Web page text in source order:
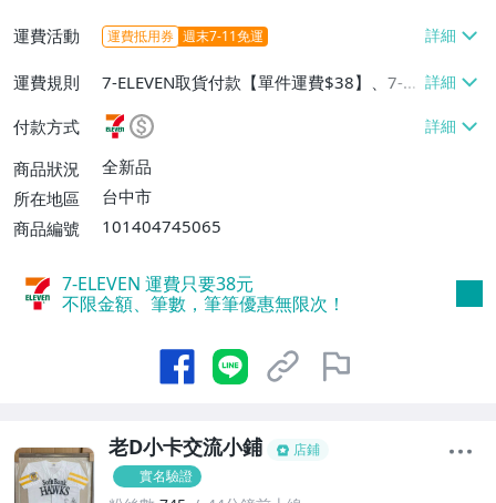
運費活動 運費抵用券 週末7-11免運
運費規則
7-ELEVEN取貨付款【單件運費$38】、7-EL
EVEN取貨不付款【單件運費$38】、宅配/
貨運【單件運費$60、消費滿$1000免運
費】、郵局掛號【單件運費$31、滿10件或
消費滿$700免運費】、低溫配送【單件運
付款方式
商品狀況
全新品
所在地區
台中市
商品編號
101404745065
7-ELEVEN 運費只要38元
不限金額、筆數，筆筆優惠無限次！
老D小卡交流小鋪
店鋪
實名驗證